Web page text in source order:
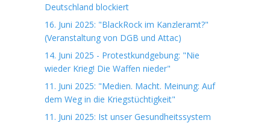
Deutschland blockiert
16. Juni 2025: "BlackRock im Kanzleramt?"
(Veranstaltung von DGB und Attac)
14. Juni 2025 - Protestkundgebung: "Nie
wieder Krieg! Die Waffen nieder"
11. Juni 2025: "Medien. Macht. Meinung: Auf
dem Weg in die Kriegstüchtigkeit"
11. Juni 2025: Ist unser Gesundheitssystem